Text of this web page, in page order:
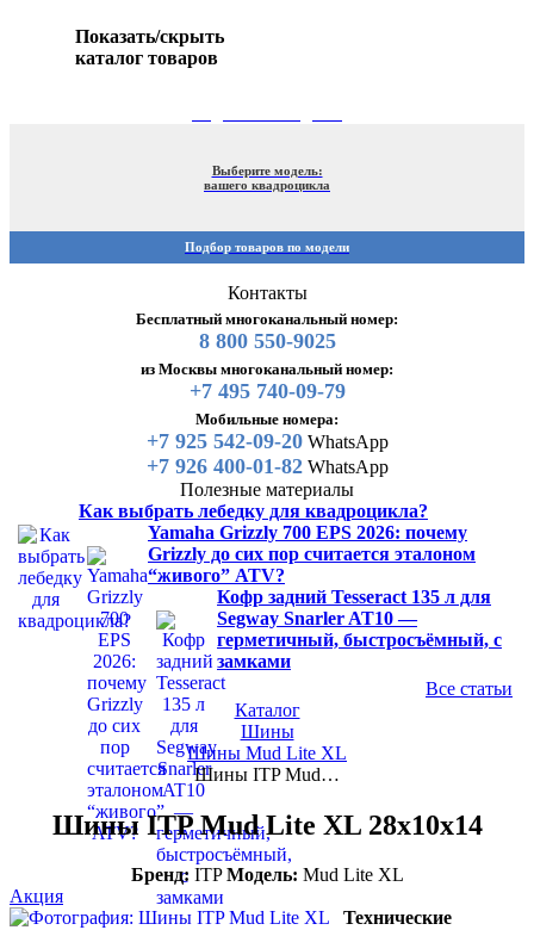
Показать/скрыть
каталог товаров
Выберите модель:
вашего квадроцикла
Подбор товаров по модели
Контакты
Бесплатный многоканальный номер:
8 800 550-9025
из Москвы многоканальный номер:
+7 495 740-09-79
Мобильные номера:
+7 925 542-09-20WhatsApp
+7 926 400-01-82WhatsApp
Полезные материалы
Как выбрать лебедку для квадроцикла?
Yamaha Grizzly 700 EPS 2026: почему
Grizzly до сих пор считается эталоном
“живого” ATV?
Кофр задний Tesseract 135 л для
Segway Snarler AT10 —
герметичный, быстросъёмный, с
замками
Все статьи
Каталог
Шины
Шины Mud Lite XL
Шины ITP Mud…
Шины ITP Mud Lite XL 28x10x14
Бренд: ITP Модель: Mud Lite XL
Акция
Технические